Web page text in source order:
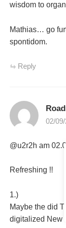
wisdom to
Mathias… go
spontidom.
Reply
02/
@u2r2h am
Refreshing !!
1.)
Maybe the did
digitalized New